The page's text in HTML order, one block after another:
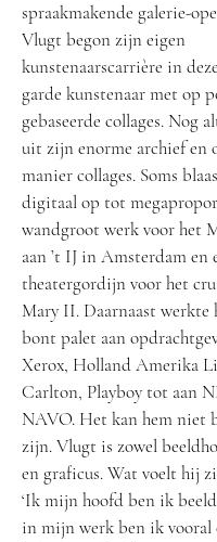
spraakmakende galerie-
Vlugt begon zijn eigen
kunstenaarscarrière in
garde kunstenaar met op
gebaseerde collages. Nog
uit zijn enorme archief en
manier collages. Soms
digitaal op tot
wandgroot werk voor het
aan ’t IJ in Amsterdam en
theatergordijn voor het
Mary II. Daarnaast werkte
bont palet aan
Xerox, Holland Amerika
Carlton, Playboy tot aan
NAVO. Het kan hem niet
zijn. Vlugt is zowel
en graficus. Wat voelt hij
‘Ik mijn hoofd ben ik
in mijn werk ben ik vooral